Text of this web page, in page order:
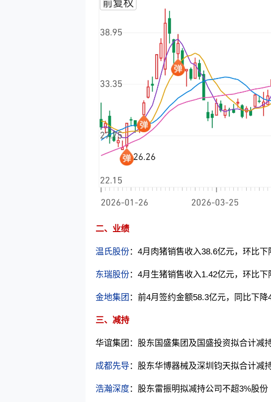
二、业绩
温氏股份：4月肉猪销售收入38.6亿元，环比下
东瑞股份：4月生猪销售收入1.42亿元，环比下
金地集团 ：前4月签约金额58.3亿元，同比下降
三、减持
华谊集团 ：股东国盛集团及国盛投资拟合计减
成都先导 ：股东华博器械及深圳钧天拟合计减
浩瀚深度：股东雷振明拟减持公司不超3%股份